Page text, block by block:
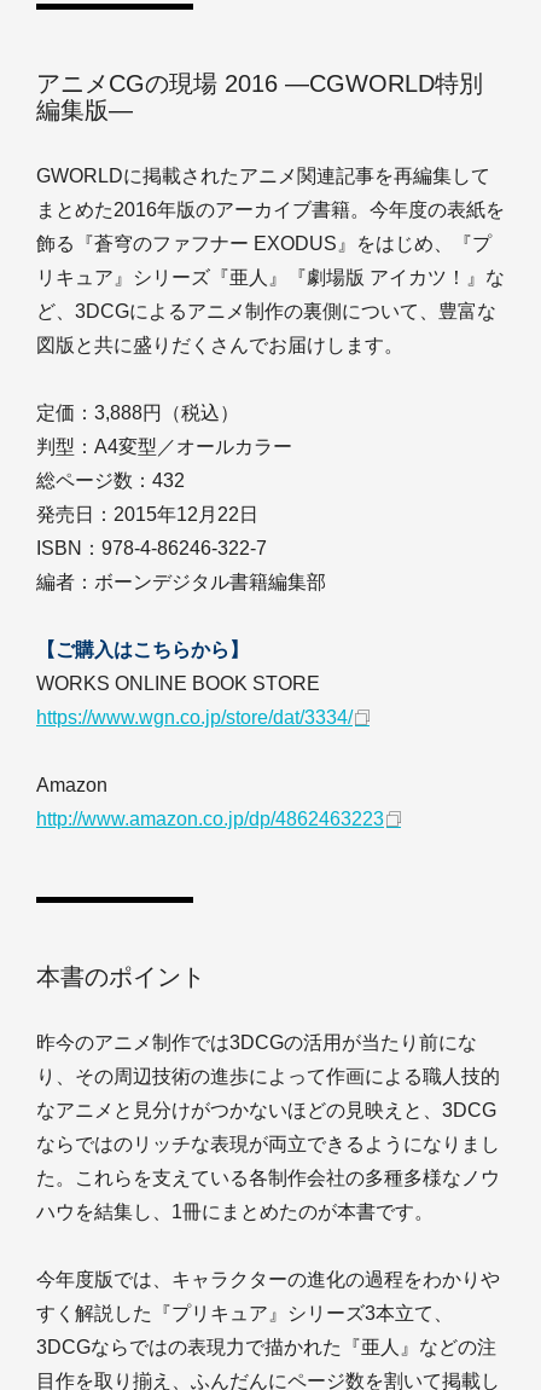
アニメCGの現場 2016 ―CGWORLD特別
編集版―
GWORLDに掲載されたアニメ関連記事を再編集して
まとめた2016年版のアーカイブ書籍。今年度の表紙を
飾る『蒼穹のファフナー EXODUS』をはじめ、『プ
リキュア』シリーズ『亜人』『劇場版 アイカツ！』な
ど、3DCGによるアニメ制作の裏側について、豊富な
図版と共に盛りだくさんでお届けします。
定価：3,888円（税込）
判型：A4変型／オールカラー
総ページ数：432
発売日：2015年12月22日
ISBN：978-4-86246-322-7
編者：ボーンデジタル書籍編集部
【ご購入はこちらから】
WORKS ONLINE BOOK STORE
https://www.wgn.co.jp/store/dat/3334/
Amazon
http://www.amazon.co.jp/dp/4862463223
本書のポイント
昨今のアニメ制作では3DCGの活用が当たり前にな
り、その周辺技術の進歩によって作画による職人技的
なアニメと見分けがつかないほどの見映えと、3DCG
ならではのリッチな表現が両立できるようになりまし
た。これらを支えている各制作会社の多種多様なノウ
ハウを結集し、1冊にまとめたのが本書です。
今年度版では、キャラクターの進化の過程をわかりや
すく解説した『プリキュア』シリーズ3本立て、
3DCGならではの表現力で描かれた『亜人』などの注
目作を取り揃え、ふんだんにページ数を割いて掲載し